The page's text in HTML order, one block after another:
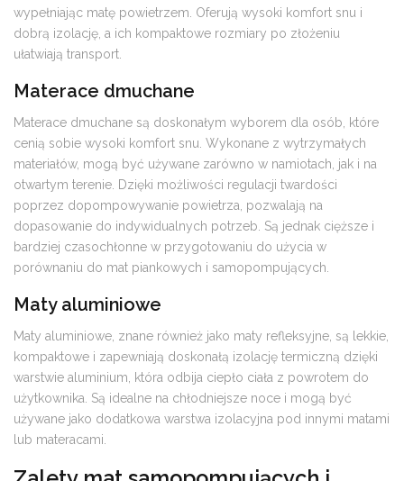
wypełniając matę powietrzem. Oferują wysoki komfort snu i
dobrą izolację, a ich kompaktowe rozmiary po złożeniu
ułatwiają transport.
Materace dmuchane
Materace dmuchane są doskonałym wyborem dla osób, które
cenią sobie wysoki komfort snu. Wykonane z wytrzymałych
materiałów, mogą być używane zarówno w namiotach, jak i na
otwartym terenie. Dzięki możliwości regulacji twardości
poprzez dopompowywanie powietrza, pozwalają na
dopasowanie do indywidualnych potrzeb. Są jednak cięższe i
bardziej czasochłonne w przygotowaniu do użycia w
porównaniu do mat piankowych i samopompujących.
Maty aluminiowe
Maty aluminiowe, znane również jako maty refleksyjne, są lekkie,
kompaktowe i zapewniają doskonałą izolację termiczną dzięki
warstwie aluminium, która odbija ciepło ciała z powrotem do
użytkownika. Są idealne na chłodniejsze noce i mogą być
używane jako dodatkowa warstwa izolacyjna pod innymi matami
lub materacami.